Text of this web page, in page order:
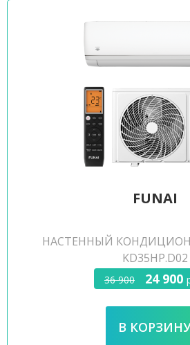
FUNAI
НАСТЕННЫЙ
KD35HP.D02
36 900 24 900